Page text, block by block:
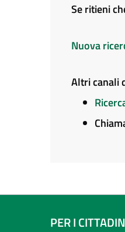
Se ritieni
Nuova
Altri canali
PER I